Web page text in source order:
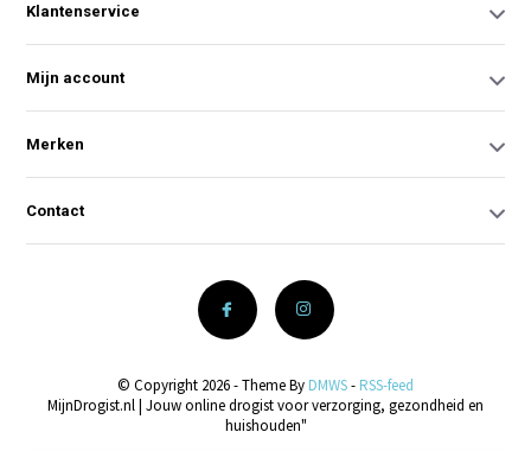
Klantenservice
Mijn account
Merken
Contact
© Copyright 2026 - Theme By DMWS- RSS-feed
MijnDrogist.nl | Jouw online drogist voor verzorging, gezondheid en
huishouden"